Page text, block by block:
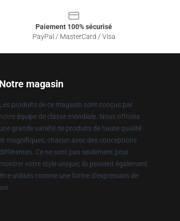
Paiement 100% sécurisé
PayPal / MasterCard / Visa
Notre magasin
Les produits de ce magasin sont conçus par
notre équipe de classe mondiale. Nous offrons
une grande variété de produits de haute qualité
et magnifiques, chacun avec des conceptions
différentes. Ce ne sont pas seulement pour
montrer votre style unique; ils peuvent également
être utilisés comme une forme d'expression de
soi.